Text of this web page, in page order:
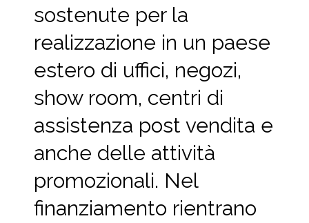
sostenute per la
realizzazione in un paese
estero di uffici, negozi,
show room, centri di
assistenza post vendita e
anche delle attività
promozionali. Nel
finanziamento rientrano